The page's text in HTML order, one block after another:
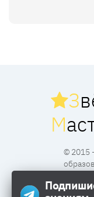
З
М
© 2015
Все права